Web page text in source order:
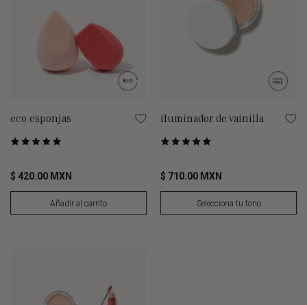
eco esponjas
Puntuado
de
$ 420.00 MXN
Añadir al carrito
iluminador de vainilla
Puntuado
de
$ 710.00 MXN
Selecciona tu tono